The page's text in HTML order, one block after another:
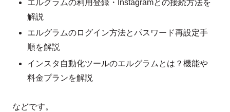
エルグラムの利用登録・Instagramとの接続方法を
解説
エルグラムのログイン方法とパスワード再設定手
順を解説
インスタ自動化ツールのエルグラムとは？機能や
料金プランを解説
などです。